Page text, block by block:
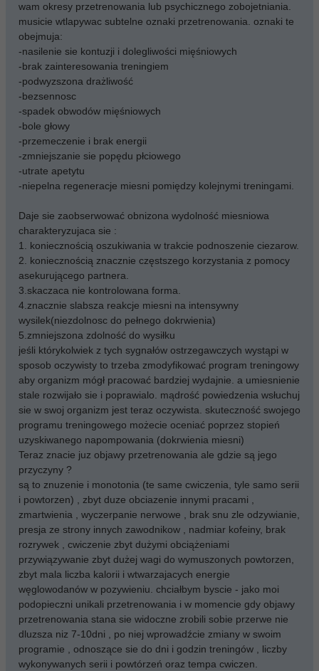
wam okresy przetrenowania lub psychicznego zobojetniania.
musicie wtlapywac subtelne oznaki przetrenowania. oznaki te
obejmuja:
-nasilenie sie kontuzji i dolegliwości mięśniowych
-brak zainteresowania treningiem
-podwyzszona drażliwość
-bezsennosc
-spadek obwodów mięśniowych
-bole głowy
-przemeczenie i brak energii
-zmniejszanie sie popędu płciowego
-utrate apetytu
-niepelna regeneracje miesni pomiędzy kolejnymi treningami.
Daje sie zaobserwować obnizona wydolność miesniowa
charakteryzujaca sie :
1. koniecznością oszukiwania w trakcie podnoszenie ciezarow.
2. koniecznością znacznie częstszego korzystania z pomocy
asekurującego partnera.
3.skaczaca nie kontrolowana forma.
4.znacznie slabsza reakcje miesni na intensywny
wysilek(niezdolnosc do pełnego dokrwienia)
5.zmniejszona zdolność do wysiłku
jeśli którykolwiek z tych sygnałów ostrzegawczych wystąpi w
sposob oczywisty to trzeba zmodyfikować program treningowy
aby organizm mógł pracować bardziej wydajnie. a umiesnienie
stale rozwijało sie i poprawialo. mądrość powiedzenia wsłuchuj
sie w swoj organizm jest teraz oczywista. skuteczność swojego
programu treningowego możecie oceniać poprzez stopień
uzyskiwanego napompowania (dokrwienia miesni)
Teraz znacie juz objawy przetrenowania ale gdzie są jego
przyczyny ?
są to znuzenie i monotonia (te same cwiczenia, tyle samo serii
i powtorzen) , zbyt duze obciazenie innymi pracami ,
zmartwienia , wyczerpanie nerwowe , brak snu zle odzywianie,
presja ze strony innych zawodnikow , nadmiar kofeiny, brak
rozrywek , cwiczenie zbyt dużymi obciążeniami
przywiązywanie zbyt dużej wagi do wymuszonych powtorzen,
zbyt mala liczba kalorii i wtwarzajacych energie
węglowodanów w pozywieniu. chciałbym byscie - jako moi
podopieczni unikali przetrenowania i w momencie gdy objawy
przetrenowania stana sie widoczne zrobili sobie przerwe nie
dluzsza niz 7-10dni , po niej wprowadźcie zmiany w swoim
programie , odnoszące sie do dni i godzin treningów , liczby
wykonywanych serii i powtórzeń oraz tempa cwiczen.